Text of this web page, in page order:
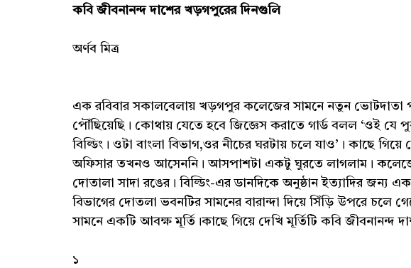
কবি জীবনানন্দ দাশের খড়গপুরের দিনগুলি
অর্ণব মিত্র
এক রবিবার সকালবেলায় খড়গপুর কলেজের সামনে নতুন ভোটদাতা
পৌঁছিয়েছি। কোথায় যেতে হবে জিজ্ঞেস করাতে গার্ড বলল ‘ওই
বিল্ডিং। ওটা বাংলা বিভাগ,ওর নীচের ঘরটায় চলে যাও’। কাছে
অফিসার তখনও আসেননি। আসপাশটা একটু ঘুরতে লাগলাম। কলেজের
দোতালা সাদা রঙের। বিল্ডিং-এর ডানদিকে অনুষ্ঠান ইত্যাদির জন্য
বিভাগের দোতলা ভবনটির সামনের বারান্দা দিয়ে সিঁড়ি উপরে চলে
সামনে একটি আবক্ষ মূর্তি।কাছে গিয়ে দেখি মূর্তিটি কবি জীবনানন্দ
১